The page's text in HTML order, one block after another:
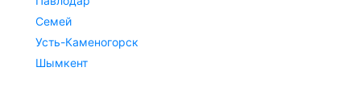
Семей
Усть-Каменогорск
Шымкент